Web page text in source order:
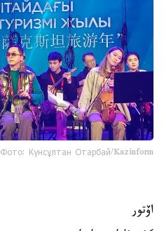
Фото: Күнсұлтан Отарбай/Kazinform
اۆتور